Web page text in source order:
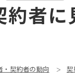
者
・契約者の動向